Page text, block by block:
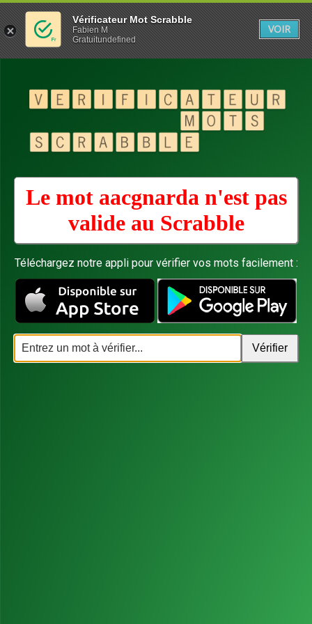
Le mot aacgnarda n'est pas
valide au Scrabble
Téléchargez notre appli pour vérifier vos mots facilement :
Vérificateur Mot Scrabble
Fabien M
Gratuitundefined
VOIR